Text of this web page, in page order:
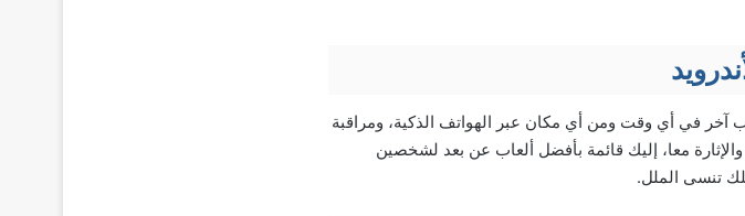
آخر في أي وقت ومن أي مكان عبر الهواتف الذكية، ومراقبة
معا، إليك قائمة بأفضل ألعاب عن بعد لشخصين
تنسى الملل.